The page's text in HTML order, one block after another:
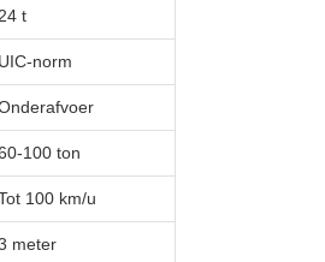
24 t
UIC-norm
100 ton
100 km/u
meter